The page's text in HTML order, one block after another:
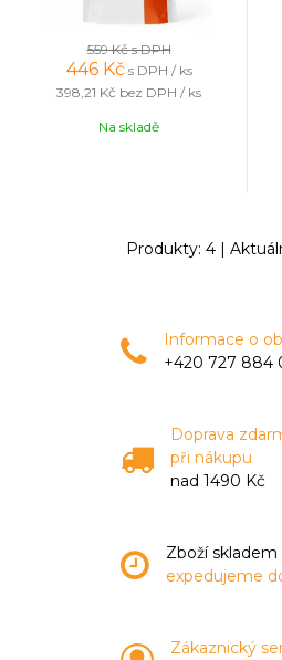
559 Kčs DPH
446 Kč s DPH / ks
398,21 Kč bez DPH / ks
Na skladě
Produkty: 4 |
Informace o
+420 727 884
Doprava
při nákupu
nad 1490 Kč
Zboží skladem
expedujeme
Zákaznický